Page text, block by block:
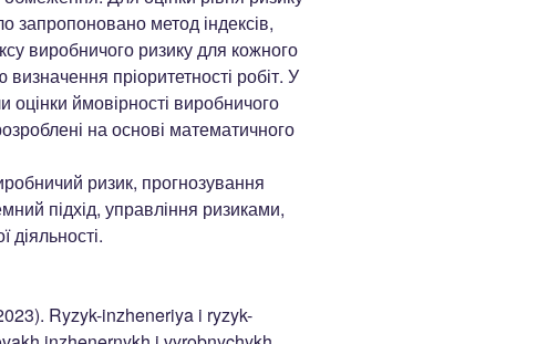
запропоновано метод індексів,
виробничого ризику для кожного
пріоритетності робіт. У
ймовірності виробничого
на основі математичного
ризик, прогнозування
підхід, управління ризиками,
діяльності.
Ryzyk-inzheneriya i ryzyk-